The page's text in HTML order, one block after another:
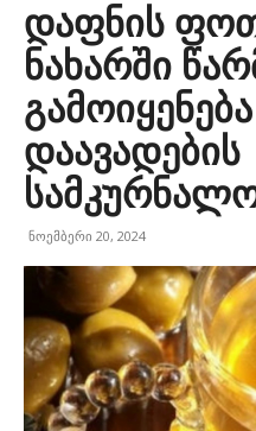
დაფნის
ნახარში
დაავადების
ნოემბერი 20, 2024